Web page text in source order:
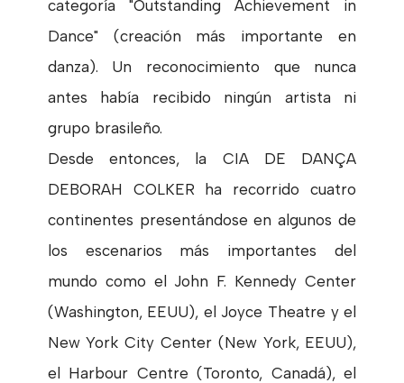
categoría "Outstanding Achievement in
Dance" (creación más importante en
danza). Un reconocimiento que nunca
antes había recibido ningún artista ni
grupo brasileño.
Desde entonces, la CIA DE DANÇA
DEBORAH COLKER ha recorrido cuatro
continentes presentándose en algunos de
los escenarios más importantes del
mundo como el John F. Kennedy Center
(Washington, EEUU), el Joyce Theatre y el
New York City Center (New York, EEUU),
el Harbour Centre (Toronto, Canadá), el